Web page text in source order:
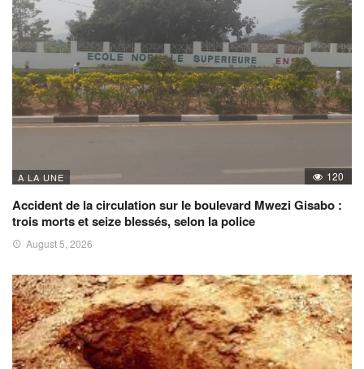
A LA UNE 120
Accident de la circulation sur le boulevard Mwezi Gisabo :
trois morts et seize blessés, selon la police
August 5, 2026